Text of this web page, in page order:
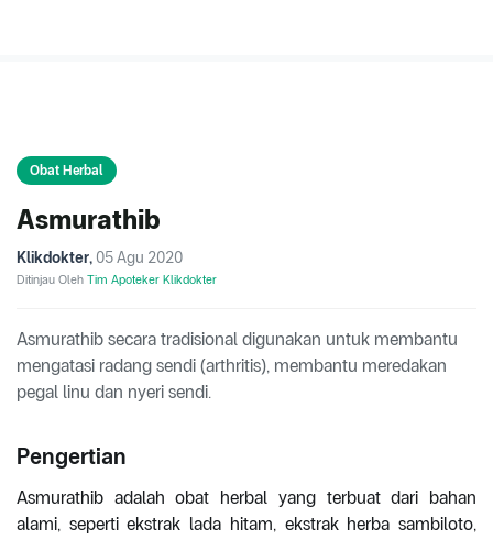
Obat Herbal
Asmurathib
Klikdokter, 05 Agu 2020
Ditinjau Oleh Tim Apoteker Klikdokter
Asmurathib secara tradisional digunakan untuk membantu
mengatasi radang sendi (arthritis), membantu meredakan
pegal linu dan nyeri sendi.
Pengertian
Asmurathib adalah obat herbal yang terbuat dari bahan
alami, seperti ekstrak lada hitam, ekstrak herba sambiloto,